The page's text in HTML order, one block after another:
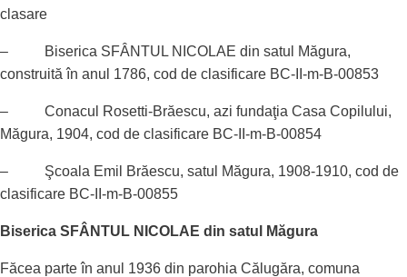
clasare
– Biserica SFÂNTUL NICOLAE din satul Măgura,
construită în anul 1786, cod de clasificare BC-II-m-B-00853
– Conacul Rosetti-Brăescu, azi fundaţia Casa Copilului,
Măgura, 1904, cod de clasificare BC-II-m-B-00854
– Şcoala Emil Brăescu, satul Măgura, 1908-1910, cod de
clasificare BC-II-m-B-00855
Biserica SFÂNTUL NICOLAE din satul Măgura
Făcea parte în anul 1936 din parohia Călugăra, comuna